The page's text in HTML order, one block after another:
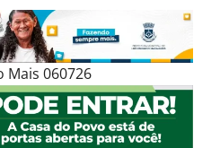
Mais 060726